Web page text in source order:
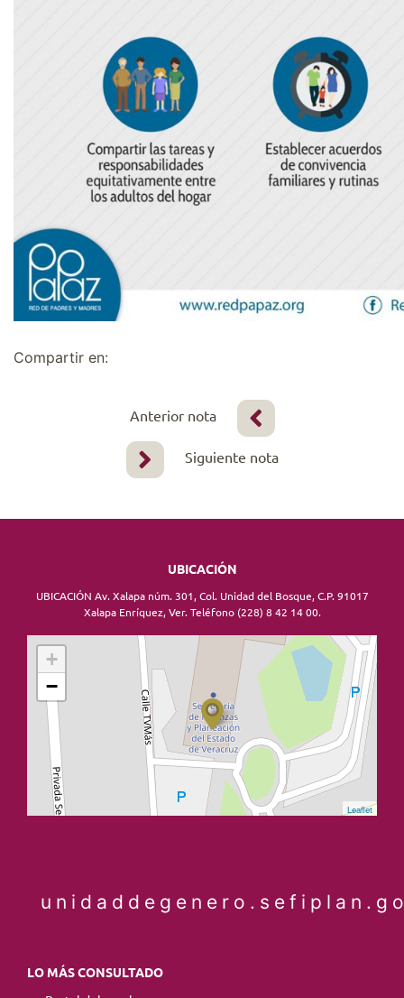
Compartir en:
Anterior nota
Siguiente nota
UBICACIÓN
UBICACIÓN Av. Xalapa núm. 301, Col. Unidad del Bosque, C.P. 91017
Xalapa Enríquez, Ver. Teléfono (228) 8 42 14 00.
+
−
Leaflet
LO MÁS CONSULTADO